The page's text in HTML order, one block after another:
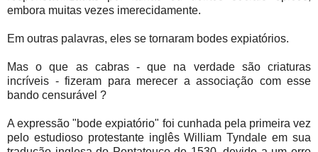
embora muitas vezes imerecidamente.
Em outras palavras, eles se tornaram bodes expiatórios.
Mas o que as cabras - que na verdade são criaturas
incríveis - fizeram para merecer a associação com esse
bando censurável ?
A expressão "bode expiatório" foi cunhada pela primeira vez
pelo estudioso protestante inglês William Tyndale em sua